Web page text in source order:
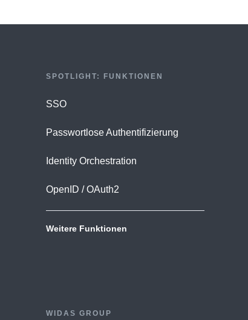
SPOTLIGHT: FUNKTIONEN
SSO
Passwortlose Authentifizierung
Identity Orchestration
OpenID / OAuth2
Weitere Funktionen
WIDAS GROUP